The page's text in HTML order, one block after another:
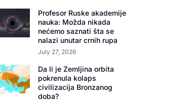
Profesor Ruske akademije
nauka: Možda nikada
nećemo saznati šta se
nalazi unutar crnih rupa
July 27, 2026
Da li je Zemljina orbita
pokrenula kolaps
civilizacija Bronzanog
doba?